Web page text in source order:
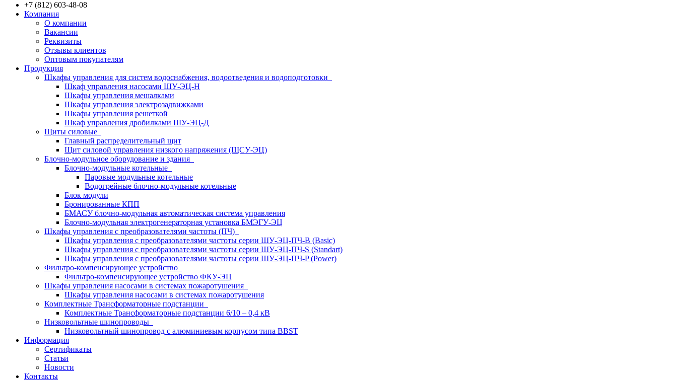
+7 (812) 603-48-08
Компания
О компании
Вакансии
Реквизиты
Отзывы клиентов
Оптовым покупателям
Продукция
Шкафы управления для систем водоснабжения, водоотведения и водоподготовки
Шкаф управления насосами ШУ-ЭЦ-Н
Шкафы управления мешалками
Шкафы управления электрозадвижками
Шкафы управления решеткой
Шкаф управления дробилками ШУ-ЭЦ-Д
Щиты силовые
Главный распределительный щит
Щит силовой управления низкого напряжения (ЩСУ-ЭЦ)
Блочно-модульное оборудование и здания
Блочно-модульные котельные
Паровые модульные котельные
Водогрейные блочно-модульные котельные
Блок модули
Бронированные КПП
БМАСУ блочно-модульная автоматическая система управления
Блочно-модульная электрогенераторная установка БМЭГУ-ЭЦ
Шкафы управления с преобразователями частоты (ПЧ)
Шкафы управления с преобразователями частоты серии ШУ-ЭЦ-ПЧ-В (Basic)
Шкафы управления с преобразователями частоты серии ШУ-ЭЦ-ПЧ-S (Standart)
Шкафы управления с преобразователями частоты серии ШУ-ЭЦ-ПЧ-P (Power)
Фильтро-компенсирующее устройство
Фильтро-компенсирующее устройство ФКУ-ЭЦ
Шкафы управления насосами в системах пожаротушения
Шкафы управления насосами в системах пожаротушения
Комплектные Трансформаторные подстанции
Комплектные Трансформаторные подстанции 6/10 – 0,4 кВ
Низковольтные шинопроводы
Низковольтный шинопровод с алюминиевым корпусом типа BBST
Информация
Сертификаты
Статьи
Новости
Контакты